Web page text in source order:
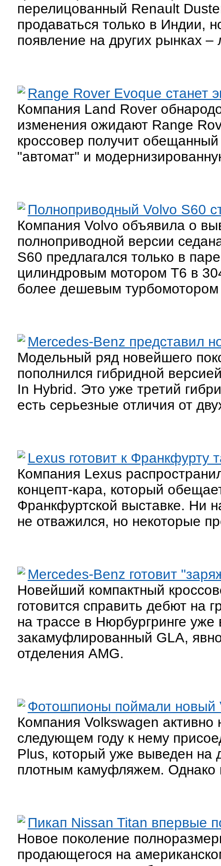
перелицованный Renault
продаваться только в Индии,
появление на других рынках
Range Rover Evoque станет
Компания Land Rover
изменения ожидают Range
кроссовер получит
"автомат" и
Полноприводный Volvo S60
Компания Volvo объявила о
полноприводной версии
S60 предлагался только в
цилиндровым мотором Т6 в
более дешевым
Mercedes-Benz представил
Модельный ряд новейшего
пополнился гибридной
In Hybrid. Это уже третий
есть серьезные отличия от
Lexus готовит к Франкфурту
Компания Lexus
концепт-кара, который
Франкфуртской выставке. Ни
не отважился, но некоторые
Mercedes-Benz готовит
Новейший компактный
готовится справить дебют на
на трассе в Нюрбургринге
закамуфлированный GLA,
отделения AMG.
Фотошпионы поймали новый
Компания Volkswagen
следующем году к нему
Plus, который уже выведен на
плотным камуфляжем. Однако
Пикап Nissan Titan впервые
Новое поколение
продающегося на